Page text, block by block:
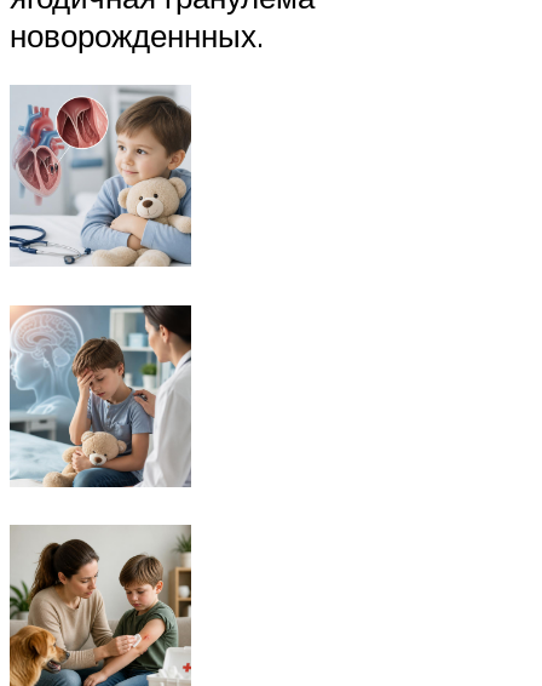
новорожденнных.